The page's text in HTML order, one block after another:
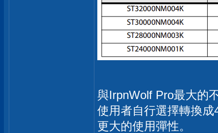
與IrpnWolf Pro最大的
使用者自行選擇轉換
更大的使用彈性。